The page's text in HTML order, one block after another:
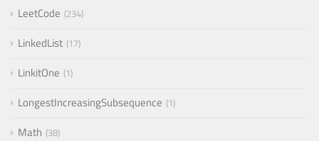
LeetCode 234
LinkedList 17
LinkitOne 1
LongestIncreasingSubsequence 1
Math 38